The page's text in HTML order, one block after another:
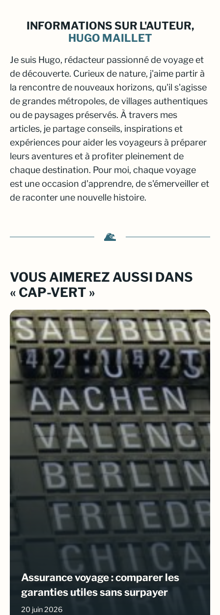
INFORMATIONS SUR L'AUTEUR,
HUGO MAILLET
Je suis Hugo, rédacteur passionné de voyage et
de découverte. Curieux de nature, j'aime partir à
la rencontre de nouveaux horizons, qu'il s'agisse
de grandes métropoles, de villages authentiques
ou de paysages préservés. À travers mes
articles, je partage conseils, inspirations et
expériences pour aider les voyageurs à préparer
leurs aventures et à profiter pleinement de
chaque destination. Pour moi, chaque voyage
est une occasion d'apprendre, de s'émerveiller et
de raconter une nouvelle histoire.
VOUS AIMEREZ AUSSI DANS
« CAP-VERT »
Assurance voyage : comparer les
garanties utiles sans surpayer
20 juin 2026